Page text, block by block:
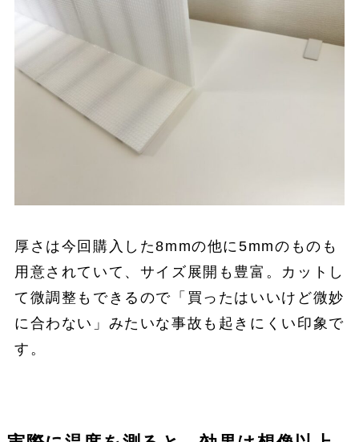
厚さは今回購入した8mmの他に5mmのものも
用意されていて、サイズ展開も豊富。カットし
て微調整もできるので「買ったはいいけど微妙
に合わない」みたいな事故も起きにくい印象で
す。